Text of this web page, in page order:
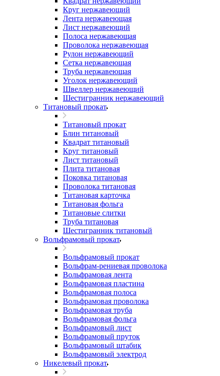
Круг нержавеющий
Лента нержавеющая
Лист нержавеющий
Полоса нержавеющая
Проволока нержавеющая
Рулон нержавеющий
Сетка нержавеющая
Труба нержавеющая
Уголок нержавеющий
Швеллер нержавеющий
Шестигранник нержавеющий
Титановый прокат
Титановый прокат
Блин титановый
Квадрат титановый
Круг титановый
Лист титановый
Плита титановая
Поковка титановая
Проволока титановая
Титановая карточка
Титановая фольга
Титановые слитки
Труба титановая
Шестигранник титановый
Вольфрамовый прокат
Вольфрамовый прокат
Вольфрам-рениевая проволока
Вольфрамовая лента
Вольфрамовая пластина
Вольфрамовая полоса
Вольфрамовая проволока
Вольфрамовая труба
Вольфрамовая фольга
Вольфрамовый лист
Вольфрамовый пруток
Вольфрамовый штабик
Вольфрамовый электрод
Никелевый прокат